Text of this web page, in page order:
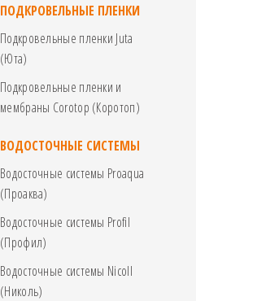
ПОДКРОВЕЛЬНЫЕ ПЛЕНКИ
Подкровельные пленки Juta
(Юта)
Подкровельные пленки и
мембраны Corotop (Коротоп)
ВОДОСТОЧНЫЕ СИСТЕМЫ
Водосточные системы Proaqua
(Проаква)
Водосточные системы Profil
(Профил)
Водосточные системы Nicoll
(Николь)